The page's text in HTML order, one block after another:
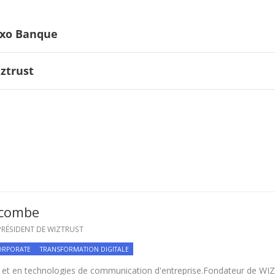
Banque
DE WIZTRUST
TRANSFORMATION DIGITALE
et en technologies de communication d'entreprise.Fondateur de